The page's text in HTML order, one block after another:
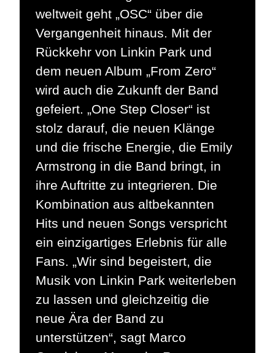
weltweit geht „OSC“ über die
Vergangenheit hinaus. Mit der
Rückkehr von Linkin Park und
dem neuen Album „From Zero“
wird auch die Zukunft der Band
gefeiert. „One Step Closer“ ist
stolz darauf, die neuen Klänge
und die frische Energie, die Emily
Armstrong in die Band bringt, in
ihre Auftritte zu integrieren. Die
Kombination aus altbekannten
Hits und neuen Songs verspricht
ein einzigartiges Erlebnis für alle
Fans. „Wir sind begeistert, die
Musik von Linkin Park weiterleben
zu lassen und gleichzeitig die
neue Ära der Band zu
unterstützen“, sagt Marco